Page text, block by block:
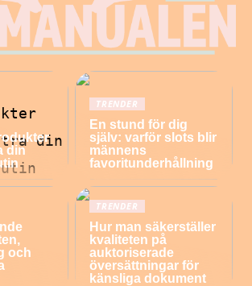
din
TRENDER
En stund för dig
själv: varför slots blir
männens
favoritunderhållning
och
TRENDER
Hur man säkerställer
kvaliteten på
auktoriserade
översättningar för
känsliga dokument